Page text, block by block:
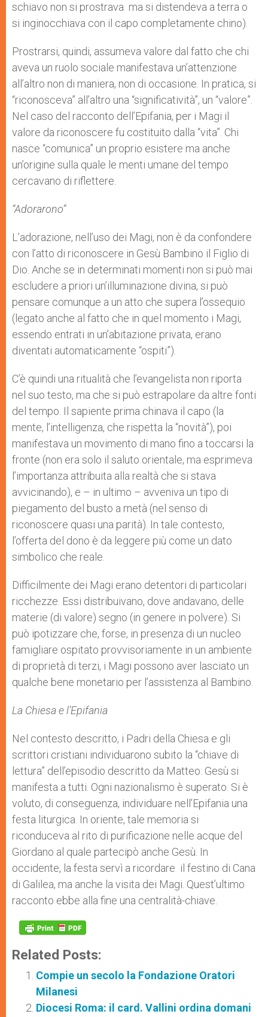
schiavo non si prostrava ma si distendeva a terra o
si inginocchiava con il capo completamente chino).
Prostrarsi, quindi, assumeva valore dal fatto che chi
aveva un ruolo sociale manifestava un’attenzione
all’altro non di maniera, non di occasione. In pratica, si
“riconosceva” all’altro una “significatività”, un “valore”.
Nel caso del racconto dell’Epifania, per i Magi il
valore da riconoscere fu costituito dalla “vita”. Chi
nasce “comunica” un proprio esistere ma anche
un’origine sulla quale le menti umane del tempo
cercavano di riflettere.
“Adorarono”
L’adorazione, nell’uso dei Magi, non è da confondere
con l’atto di riconoscere in Gesù Bambino il Figlio di
Dio. Anche se in determinati momenti non si può mai
escludere a priori un’illuminazione divina, si può
pensare comunque a un atto che supera l’ossequio
(legato anche al fatto che in quel momento i Magi,
essendo entrati in un’abitazione privata, erano
diventati automaticamente “ospiti”).
C’è quindi una ritualità che l’evangelista non riporta
nel suo testo, ma che si può estrapolare da altre fonti
del tempo. Il sapiente prima chinava il capo (la
mente, l’intelligenza, che rispetta la “novità”), poi
manifestava un movimento di mano fino a toccarsi la
fronte (non era solo il saluto orientale, ma esprimeva
l’importanza attribuita alla realtà che si stava
avvicinando), e – in ultimo – avveniva un tipo di
piegamento del busto a metà (nel senso di
riconoscere quasi una parità). In tale contesto,
l’offerta del dono è da leggere più come un dato
simbolico che reale.
Difficilmente dei Magi erano detentori di particolari
ricchezze. Essi distribuivano, dove andavano, delle
materie (di valore) segno (in genere in polvere). Si
può ipotizzare che, forse, in presenza di un nucleo
famigliare ospitato provvisoriamente in un ambiente
di proprietà di terzi, i Magi possono aver lasciato un
qualche bene monetario per l’assistenza al Bambino.
La Chiesa e l’Epifania
Nel contesto descritto, i Padri della Chiesa e gli
scrittori cristiani individuarono subito la “chiave di
lettura” dell’episodio descritto da Matteo: Gesù si
manifesta a tutti. Ogni nazionalismo è superato. Si è
voluto, di conseguenza, individuare nell’Epifania una
festa liturgica. In oriente, tale memoria si
riconduceva al rito di purificazione nelle acque del
Giordano al quale partecipò anche Gesù. In
occidente, la festa servì a ricordare il festino di Cana
di Galilea, ma anche la visita dei Magi. Quest’ultimo
racconto ebbe alla fine una centralità-chiave.
Related Posts:
Compie un secolo la Fondazione Oratori
Milanesi
Diocesi Roma: il card. Vallini ordina domani